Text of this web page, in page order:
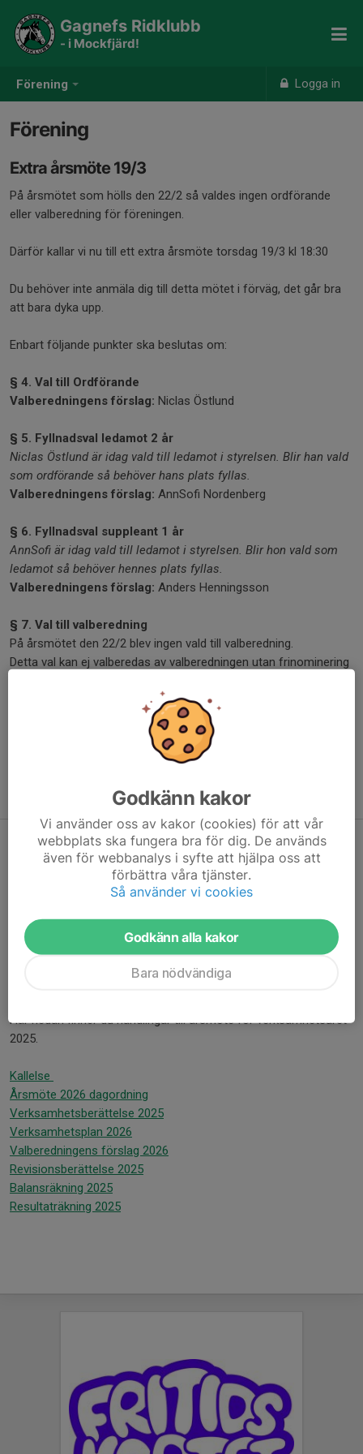
Förening Logga in
Gagnefs Ridklubb
- i Mockfjärd!
Förening
Extra årsmöte 19/3
På årsmötet som hölls den 22/2 så valdes ingen ordförande
eller valberedning för föreningen.
Därför kallar vi nu till ett extra årsmöte torsdag 19/3 kl 18:30
Du behöver inte anmäla dig till detta mötet i förväg, det går bra
att bara dyka upp.
Enbart följande punkter ska beslutas om:
§ 4. Val till Ordförande
Valberedningens förslag: Niclas Östlund
§ 5. Fyllnadsval ledamot 2 år
Niclas Östlund är idag vald till ledamot i styrelsen. Blir han vald
som ordförande så behöver hans plats fyllas.
Valberedningens förslag: AnnSofi Nordenberg
§ 6. Fyllnadsval suppleant 1 år
AnnSofi är idag vald till ledamot i styrelsen. Blir hon vald som
ledamot så behöver hennes plats fyllas.
Valberedningens förslag: Anders Henningsson
§ 7. Val till valberedning
På årsmötet den 22/2 blev ingen vald till valberedning.
Detta val kan ej valberedas av valberedningen utan frinominering
Valbar till valberedning är den som är röstberättigad* på mötet
har erlagt medlemsavgift för året senast den 19/2 2026
Föreningsinformation
I menyn till vänster hittar ni föreningsinformation så som
medlemsavgifter, styrelsen, protokoll etc.
Här nedan finner du handlingar till årsmöte för verksamhetsåret
2025.
Kallelse
Årsmöte 2026 dagordning
Verksamhetsberättelse 2025
Verksamhetsplan 2026
Valberedningens förslag 2026
Revisionsberättelse 2025
Balansräkning 2025
Resultaträkning 2025
Godkänn kakor
Vi använder oss av kakor (cookies) för att vår
webbplats ska fungera bra för dig. De används
även för webbanalys i syfte att hjälpa oss att
förbättra våra tjänster.
Så använder vi cookies
Godkänn alla kakor
Bara nödvändiga